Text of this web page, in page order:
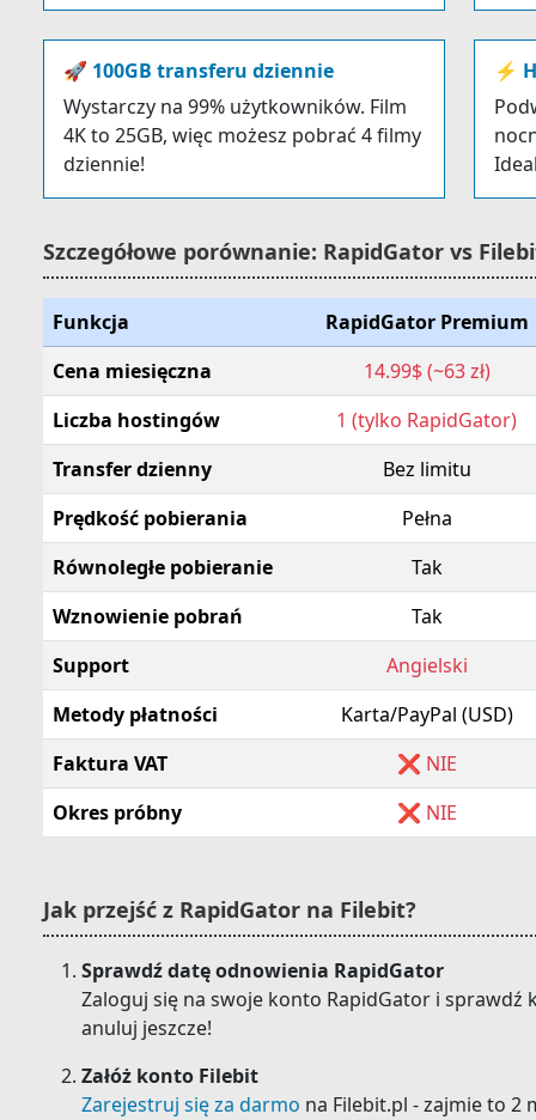
🚀 100GB transferu dziennie
Wystarczy na 99% użytkowników. Film
4K to 25GB, więc możesz pobrać 4 filmy
dziennie!
⚡
Szczegółowe porównanie: RapidGator vs
Funkcja
RapidGator Premium
Cena miesięczna
14.99$ (~63 zł)
Liczba hostingów
1 (tylko RapidGator)
Transfer dzienny
Bez limitu
Prędkość pobierania
Pełna
Równoległe pobieranie
Tak
Wznowienie pobrań
Tak
Support
Angielski
Metody płatności
Karta/PayPal (USD)
Faktura VAT
❌ NIE
Okres próbny
❌ NIE
Jak przejść z RapidGator na Filebit?
Sprawdź datę odnowienia RapidGator
Zaloguj się na swoje konto RapidGator i sprawdź
anuluj jeszcze!
Załóż konto Filebit
Zarejestruj się za darmo na Filebit.pl - zajmie to 2